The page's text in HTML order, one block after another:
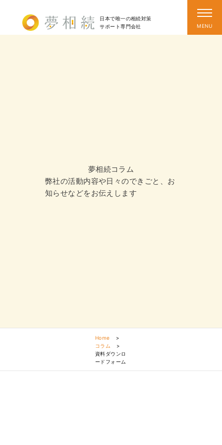
日本で唯一の相続対策
サポート専門会社
夢相続コラム
弊社の活動内容や日々のできごと、お
知らせなどをお伝えします
Home
>
コラム
>
資料ダウンロ
ードフォーム